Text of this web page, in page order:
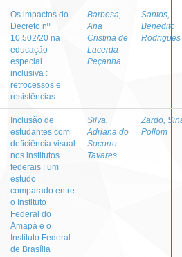
Os impactos do
Decreto nº
10.502/20 na
educação
especial
inclusiva :
retrocessos e
resistências
Barbosa,
Ana
Cristina de
Lacerda
Peçanha
Santos,
Benedito
Rodrigues
Inclusão de
estudantes com
deficiência visual
nos institutos
federais : um
estudo
comparado entre
o Instituto
Federal do
Amapá e o
Instituto Federal
de Brasília
Silva,
Adriana do
Socorro
Tavares
Zardo,
Pollom